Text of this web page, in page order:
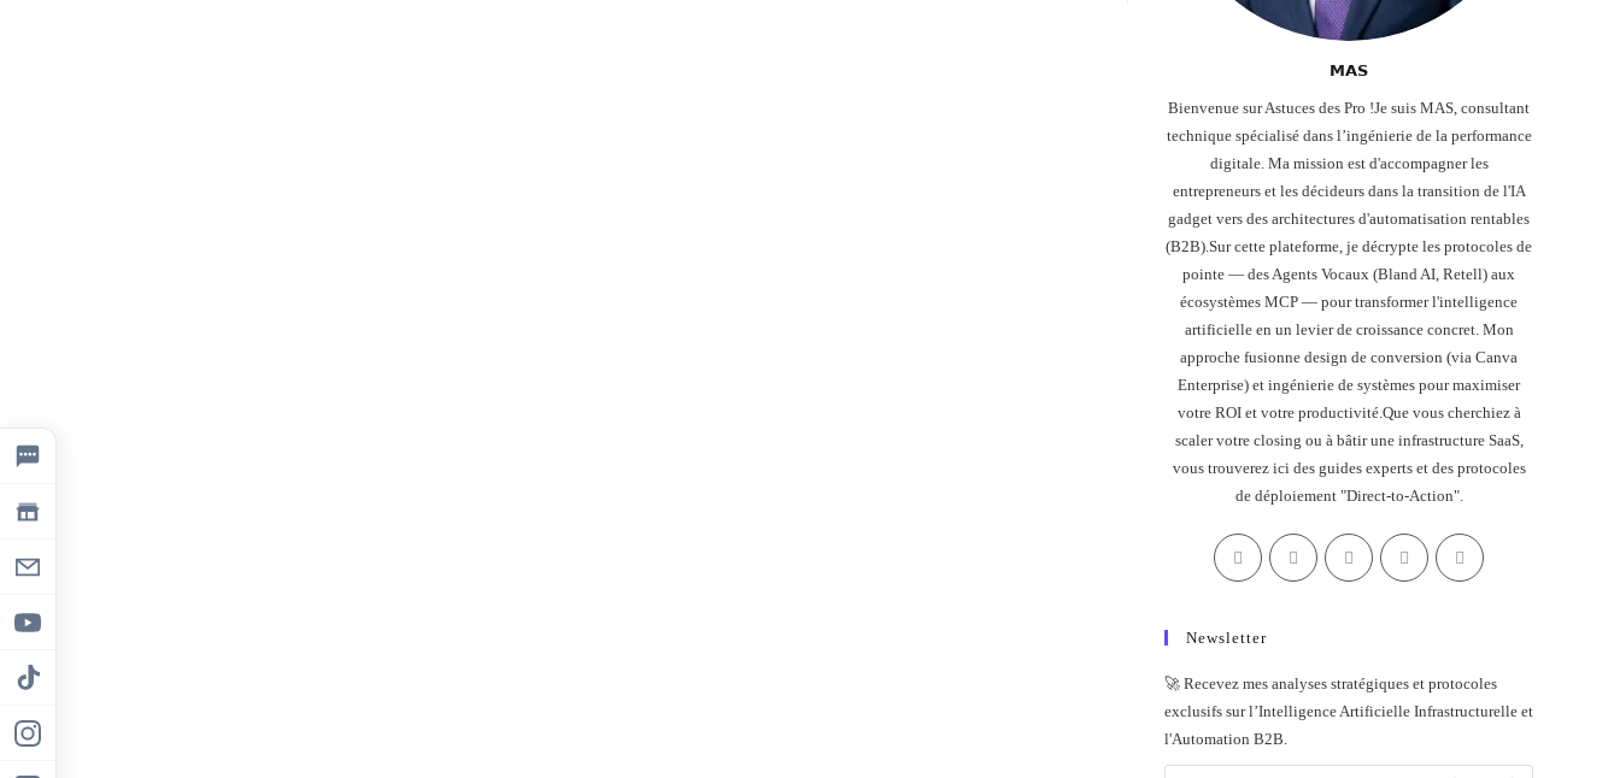
𝗠𝗔𝗦
Bienvenue sur Astuces des Pro !Je suis MAS, consultant
technique spécialisé dans l’ingénierie de la performance
digitale. Ma mission est d'accompagner les
entrepreneurs et les décideurs dans la transition de l'IA
gadget vers des architectures d'automatisation rentables
(B2B).Sur cette plateforme, je décrypte les protocoles de
pointe — des Agents Vocaux (Bland AI, Retell) aux
écosystèmes MCP — pour transformer l'intelligence
artificielle en un levier de croissance concret. Mon
approche fusionne design de conversion (via Canva
Enterprise) et ingénierie de systèmes pour maximiser
votre ROI et votre productivité.Que vous cherchiez à
scaler votre closing ou à bâtir une infrastructure SaaS,
vous trouverez ici des guides experts et des protocoles
de déploiement "Direct-to-Action".
Newsletter
🚀 Recevez mes analyses stratégiques et protocoles
exclusifs sur l’Intelligence Artificielle Infrastructurelle et
l'Automation B2B.